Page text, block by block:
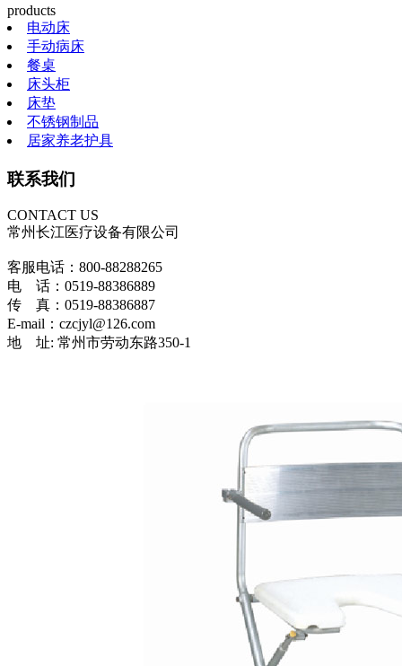
products
电动床
手动病床
餐桌
床头柜
床垫
不锈钢制品
居家养老护具
联系我们
CONTACT US
常州长江医疗设备有限公司
客服电话：800-88288265
电 话：0519-88386889
传 真：0519-88386887
E-mail：czcjyl@126.com
地 址: 常州市劳动东路350-1